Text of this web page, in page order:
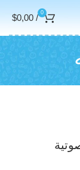
0
/
$0,00